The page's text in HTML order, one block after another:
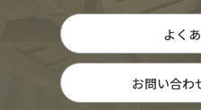
よく
お問い合わ